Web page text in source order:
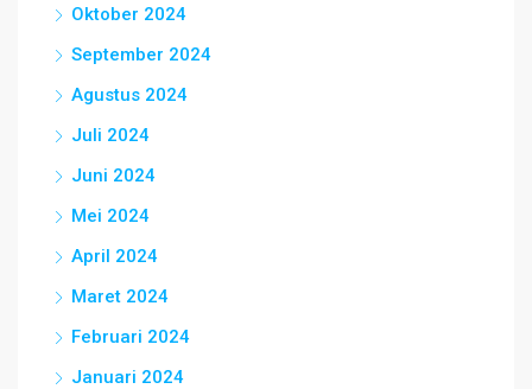
Oktober 2024
September 2024
Agustus 2024
Juli 2024
Juni 2024
Mei 2024
April 2024
Maret 2024
Februari 2024
Januari 2024